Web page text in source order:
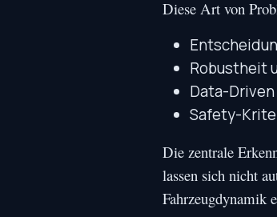
Diese Art von
Robustheit
Data-
Safety-
Die zentrale
lassen sich nicht
Fahrzeugdynamik